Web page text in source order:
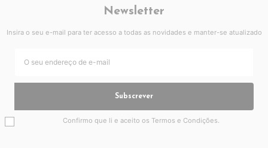
Newsletter
Insira o seu e-mail para ter acesso a todas as novidades e manter-se atualizado
Subscrever
Confirmo que li e aceito os Termos e Condições.